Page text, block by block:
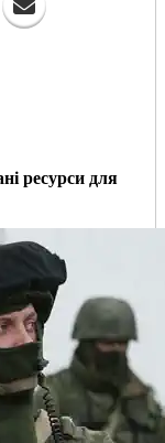
ресурси для